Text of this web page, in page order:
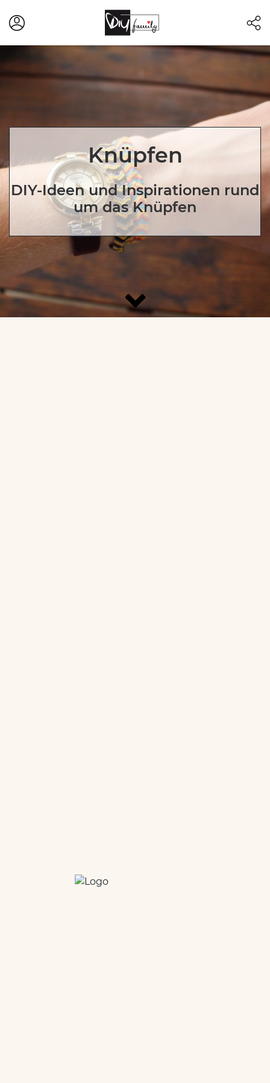
Knüpfen
DIY-Ideen und Inspirationen rund
um das Knüpfen